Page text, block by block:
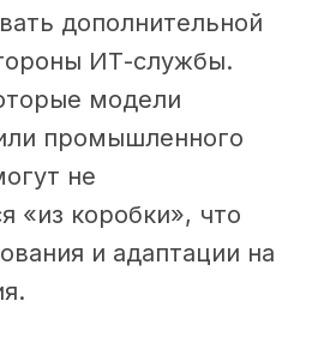
дополнительной
ИТ-службы.
модели
промышленного
не
«из коробки», что
и адаптации на